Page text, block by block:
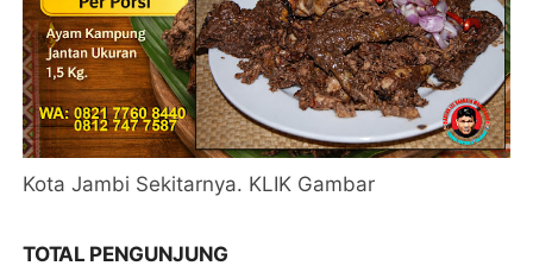
Kota Jambi Sekitarnya. KLIK Gambar
TOTAL PENGUNJUNG